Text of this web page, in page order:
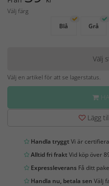
Välj färg
Blå
Grå
Välj
Välj en artikel för att se lagerstatus.
Lägg
Handla tryggtVi är
Alltid fri fraktVid köp över
Expressleverans Få ditt
Handla nu, betala sen Välj